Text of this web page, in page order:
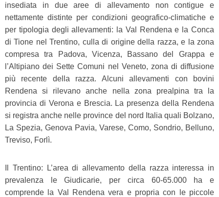
insediata in due aree di allevamento non contigue e
nettamente distinte per condizioni geografico-climatiche e
per tipologia degli allevamenti: la Val Rendena e la Conca
di Tione nel Trentino, culla di origine della razza, e la zona
compresa tra Padova, Vicenza, Bassano del Grappa e
l’Altipiano dei Sette Comuni nel Veneto, zona di diffusione
più recente della razza. Alcuni allevamenti con bovini
Rendena si rilevano anche nella zona prealpina tra la
provincia di Verona e Brescia. La presenza della Rendena
si registra anche nelle province del nord Italia quali Bolzano,
La Spezia, Genova Pavia, Varese, Como, Sondrio, Belluno,
Treviso, Forlì.
Il Trentino: L’area di allevamento della razza interessa in
prevalenza le Giudicarie, per circa 60-65.000 ha e
comprende la Val Rendena vera e propria con le piccole